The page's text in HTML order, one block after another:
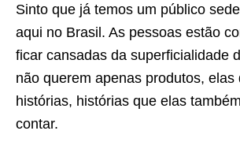
Sinto que já temos um público
aqui no Brasil. As pessoas estão
ficar cansadas da superficialidade
não querem apenas produtos, elas
histórias, histórias que elas
contar.